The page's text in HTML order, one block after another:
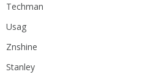
Techman
Usag
Znshine
Stanley